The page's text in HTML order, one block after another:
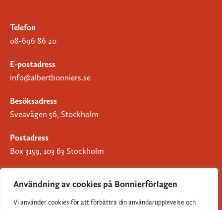
Användning av cookies på Bonnierförlagen
Vi använder cookies för att förbättra din användarupplevelse och
Telefon
08-696 86 20
E-postadress
info@albertbonniers.se
Besöksadress
Sveavägen 56, Stockholm
Postadress
Box 3159, 103 63 Stockholm
Om Bonnierförlagen